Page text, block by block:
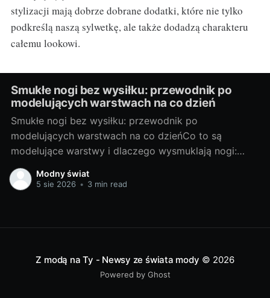
stylizacji mają dobrze dobrane dodatki, które nie tylko
podkreślą naszą sylwetkę, ale także dodadzą charakteru
całemu lookowi.
Smukłe nogi bez wysiłku: przewodnik po
modelujących warstwach na co dzień
Smukłe nogi bez wysiłku: przewodnik po
modelujących warstwach na co dzieńCo to są
modelujące warstwy i dlaczego wysmuklają nogi:
podstawy, rodzaje, na co zwrócić uwagęModelujące
warstwy to sprytne elementy garderoby, które
subtelnie kształtują sylwetkę. Działają optycznie
Modny świat
5 sie 2026 • 3 min read
Z modą na Ty - Newsy ze świata mody © 2026
Powered by Ghost